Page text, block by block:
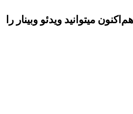
میتوانید ویدئو وبینار را